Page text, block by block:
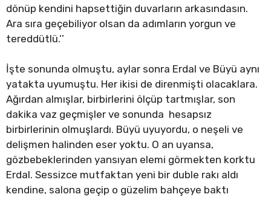
dönüp kendini hapsettiğin duvarların arkasındasın.
Ara sıra geçebiliyor olsan da adımların yorgun ve
tereddütlü.’’
İşte sonunda olmuştu, aylar sonra Erdal ve Büyü aynı
yatakta uyumuştu. Her ikisi de direnmişti olacaklara.
Ağırdan almışlar, birbirlerini ölçüp tartmışlar, son
dakika vaz geçmişler ve sonunda hesapsız
birbirlerinin olmuşlardı. Büyü uyuyordu, o neşeli ve
delişmen halinden eser yoktu. O an uyansa,
gözbebeklerinden yansıyan elemi görmekten korktu
Erdal. Sessizce mutfaktan yeni bir duble rakı aldı
kendine, salona geçip o güzelim bahçeye baktı